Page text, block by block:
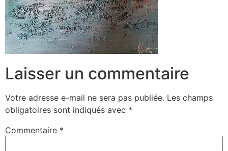
Laisser un commentaire
Votre adresse e-mail ne sera pas publiée. Les champs
obligatoires sont indiqués avec *
Commentaire *